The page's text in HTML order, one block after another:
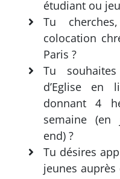
étudiant ou
Tu
colocation
Paris ?
Tu
d’Eglise en
donnant 4
semaine (en
end) ?
Tu désires
jeunes auprès